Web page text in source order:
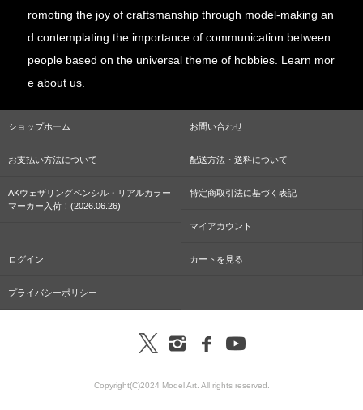
romoting the joy of craftsmanship through model-making an
d contemplating the importance of communication between
people based on the universal theme of hobbies. Learn mor
e about us.
ショップホーム お問い合わせ
お支払い方法について 配送方法・送料について
AKウェザリングペンシル・リアルカラー
マーカー入荷！(2026.06.26)
特定商取引法に基づく表記
マイアカウント
ログイン カートを見る
プライバシーポリシー
Copyright(C)2024 Model Art. All rights reserved.